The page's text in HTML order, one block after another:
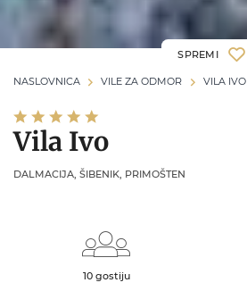
NASLOVNICA VILE ZA ODMOR VILA IVO
Vila Ivo
DALMACIJA, ŠIBENIK, PRIMOŠTEN
SPREMI
10 gostiju